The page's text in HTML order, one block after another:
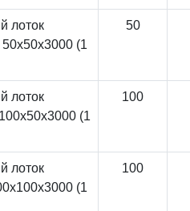
лоток
(1
50
лоток
(1
100
лоток
(1
100